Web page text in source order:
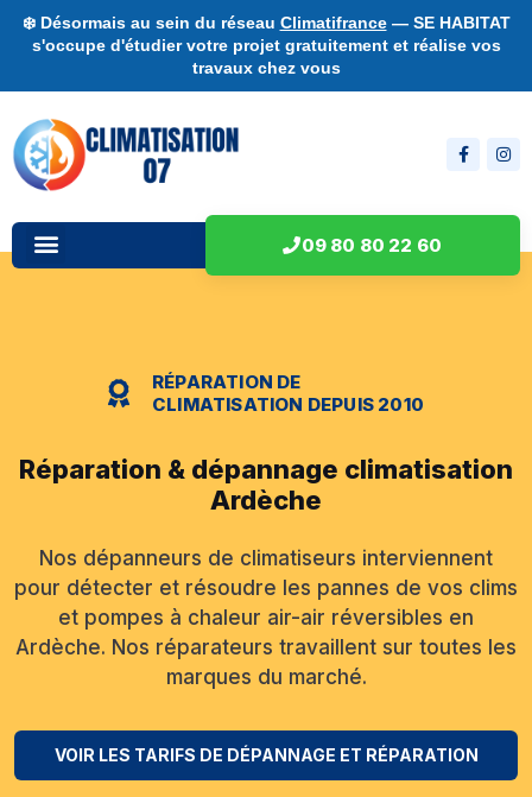
❄️ Désormais au sein du réseau Climatifrance— SE HABITAT
s'occupe d'étudier votre projet gratuitement et réalise vos
travaux chez vous
09 80 80 22 60
RÉPARATION DE
CLIMATISATION DEPUIS 2010
Réparation & dépannage climatisation
Ardèche
Nos dépanneurs de climatiseurs interviennent
pour détecter et résoudre les pannes de vos clims
et pompes à chaleur air-air réversibles en
Ardèche. Nos réparateurs travaillent sur toutes les
marques du marché.
VOIR LES TARIFS DE DÉPANNAGE ET RÉPARATION